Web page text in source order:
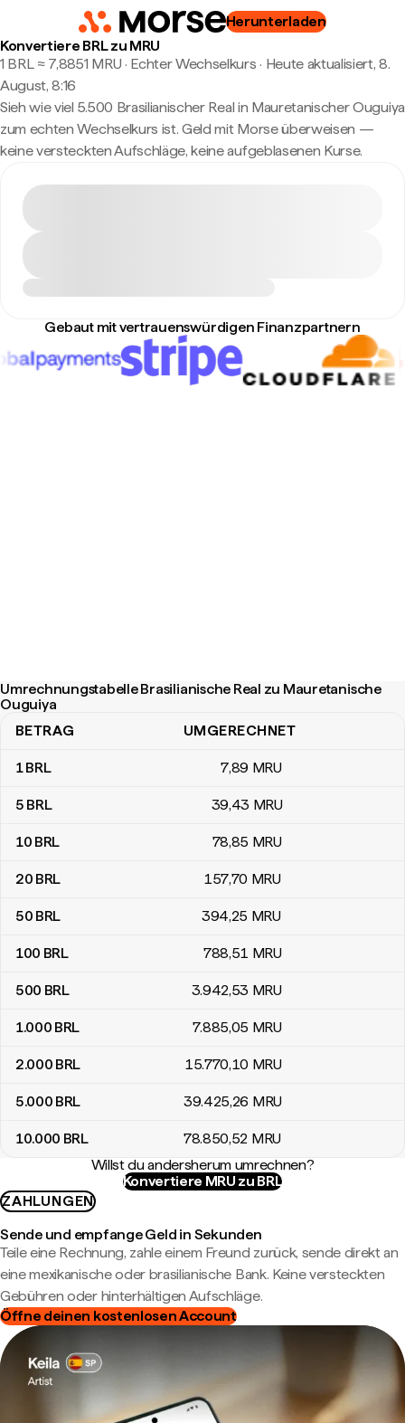
Herunterladen
Konvertiere BRL zu MRU
1 BRL ≈ 7,8851 MRU · Echter Wechselkurs · Heute aktualisiert, 8.
August, 8:16
Sieh wie viel 5.500 Brasilianischer Real in Mauretanischer Ouguiya
zum echten Wechselkurs ist. Geld mit Morse überweisen —
keine versteckten Aufschläge, keine aufgeblasenen Kurse.
Gebaut mit vertrauenswürdigen Finanzpartnern
Umrechnungstabelle Brasilianische Real zu Mauretanische
Ouguiya
Umrechnungstabelle Brasilianische Real zu Mauretanische
BETRAG UMGERECHNET
1BRL 7,89 MRU
5 BRL 39,43 MRU
10 BRL 78,85 MRU
20 BRL 157,70 MRU
50 BRL 394,25 MRU
100 BRL 788,51 MRU
500 BRL 3.942,53 MRU
1.000 BRL 7.885,05 MRU
2.000 BRL 15.770,10 MRU
5.000 BRL 39.425,26 MRU
10.000 BRL 78.850,52 MRU
Willst du andersherum umrechnen?
Konvertiere MRU zu BRL
ZAHLUNGEN
Sende und empfange Geld in Sekunden
Teile eine Rechnung, zahle einem Freund zurück, sende direkt an
eine mexikanische oder brasilianische Bank. Keine versteckten
Gebühren oder hinterhältigen Aufschläge.
Öffne deinen kostenlosen Account